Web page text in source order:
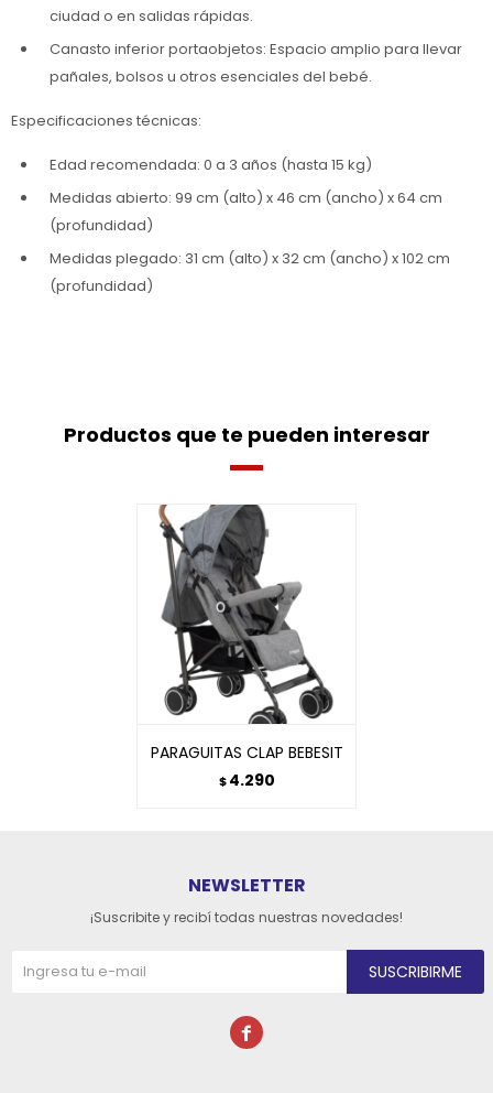
ciudad o en salidas rápidas.
Canasto inferior portaobjetos: Espacio amplio para llevar
pañales, bolsos u otros esenciales del bebé.
Especificaciones técnicas:
Edad recomendada: 0 a 3 años (hasta 15 kg)
Medidas abierto: 99 cm (alto) x 46 cm (ancho) x 64 cm
(profundidad)
Medidas plegado: 31 cm (alto) x 32 cm (ancho) x 102 cm
(profundidad)
Productos que te pueden interesar
PARAGUITAS CLAP BEBESIT
$ 4.290
NEWSLETTER
¡Suscribite y recibí todas nuestras novedades!
SUSCRIBIRME
